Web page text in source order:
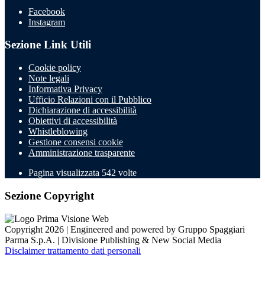
Facebook
Instagram
Sezione Link Utili
Cookie policy
Note legali
Informativa Privacy
Ufficio Relazioni con il Pubblico
Dichiarazione di accessibilità
Obiettivi di accessibilità
Whistleblowing
Gestione consensi cookie
Amministrazione trasparente
Pagina visualizzata 542 volte
Sezione Copyright
Copyright 2026 | Engineered and powered by Gruppo Spaggiari
Parma S.p.A. | Divisione Publishing & New Social Media
Disclaimer trattamento dati personali